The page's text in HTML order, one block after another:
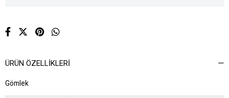
ÜRÜN ÖZELLIKLERI
Gömlek